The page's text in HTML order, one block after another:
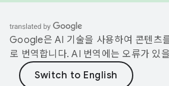
Google은 AI 기술을 사용하여 콘텐츠
로 번역합니다. AI 번역에는 오류가 있